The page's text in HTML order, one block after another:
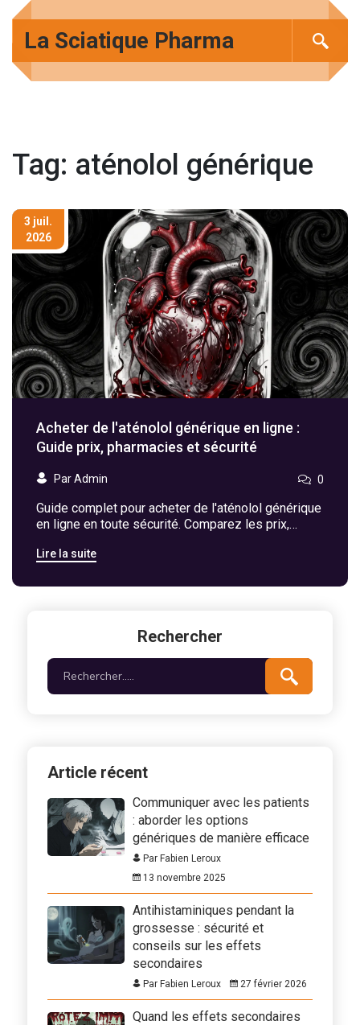
La Sciatique Pharma
Tag: aténolol générique
3 juil.
2026
Acheter de l'aténolol générique en ligne :
Guide prix, pharmacies et sécurité
Par Admin 0
Guide complet pour acheter de l'aténolol générique
en ligne en toute sécurité. Comparez les prix,
d'ordonnance.
Lire la suite
Rechercher
Article récent
Communiquer avec les patients
: aborder les options
génériques de manière efficace
Par Fabien Leroux
13 novembre 2025
Antihistaminiques pendant la
grossesse : sécurité et
conseils sur les effets
secondaires
Par Fabien Leroux 27 février 2026
Quand les effets secondaires